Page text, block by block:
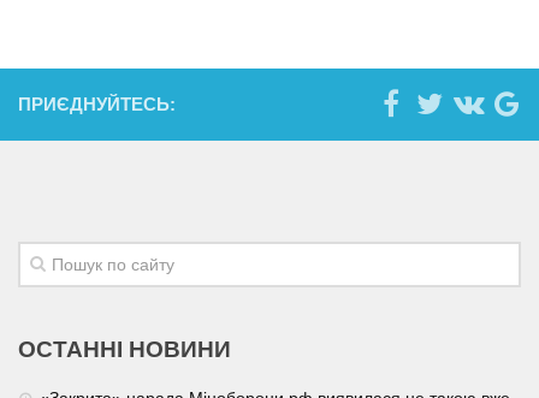
ПРИЄДНУЙТЕСЬ:
ОСТАННІ НОВИНИ